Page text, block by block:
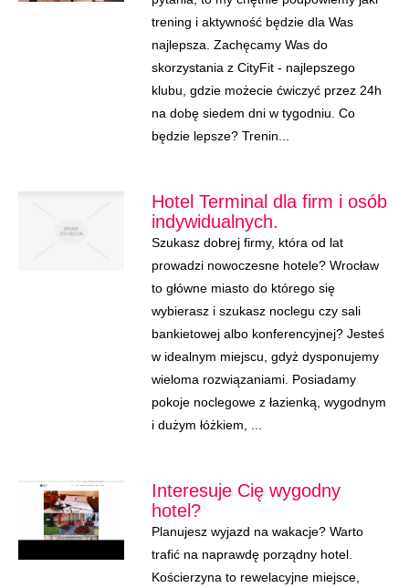
trening i aktywność będzie dla Was
najlepsza. Zachęcamy Was do
skorzystania z CityFit - najlepszego
klubu, gdzie możecie ćwiczyć przez 24h
na dobę siedem dni w tygodniu. Co
będzie lepsze? Trenin...
Hotel Terminal dla firm i osób
indywidualnych.
Szukasz dobrej firmy, która od lat
prowadzi nowoczesne hotele? Wrocław
to główne miasto do którego się
wybierasz i szukasz noclegu czy sali
bankietowej albo konferencyjnej? Jesteś
w idealnym miejscu, gdyż dysponujemy
wieloma rozwiązaniami. Posiadamy
pokoje noclegowe z łazienką, wygodnym
i dużym łóżkiem, ...
Interesuje Cię wygodny
hotel?
Planujesz wyjazd na wakacje? Warto
trafić na naprawdę porządny hotel.
Kościerzyna to rewelacyjne miejsce,